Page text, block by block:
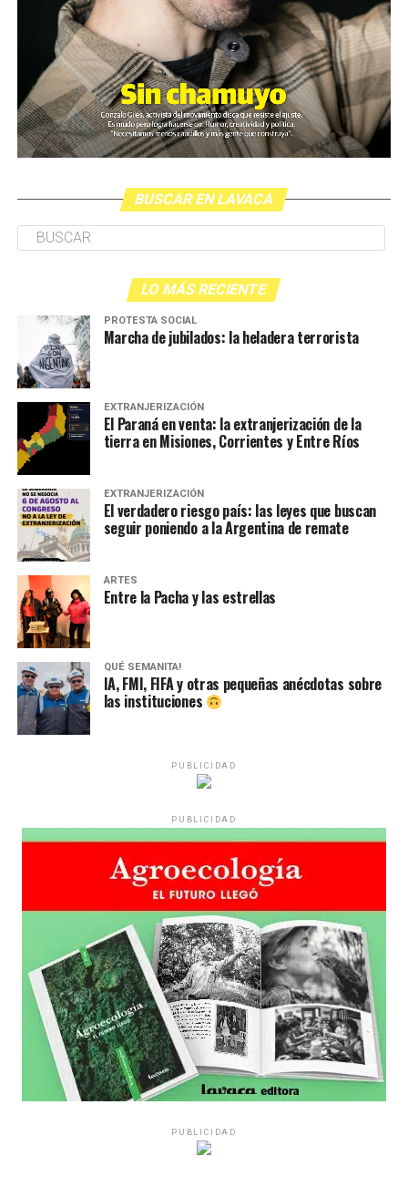
BUSCAR EN LAVACA
LO MÁS RECIENTE
PROTESTA SOCIAL
Marcha de jubilados: la heladera terrorista
EXTRANJERIZACIÓN
El Paraná en venta: la extranjerización de la
tierra en Misiones, Corrientes y Entre Ríos
EXTRANJERIZACIÓN
El verdadero riesgo país: las leyes que buscan
seguir poniendo a la Argentina de remate
ARTES
Entre la Pacha y las estrellas
QUÉ SEMANITA!
IA, FMI, FIFA y otras pequeñas anécdotas sobre
las instituciones
PUBLICIDAD
PUBLICIDAD
PUBLICIDAD